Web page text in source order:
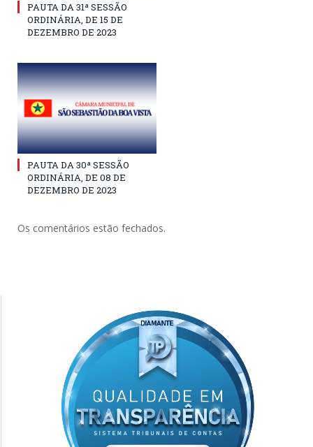
PAUTA DA 31ª SESSÃO
ORDINÁRIA, DE 15 DE
DEZEMBRO DE 2023
PAUTA DA 30ª SESSÃO
ORDINÁRIA, DE 08 DE
DEZEMBRO DE 2023
Os comentários estão fechados.